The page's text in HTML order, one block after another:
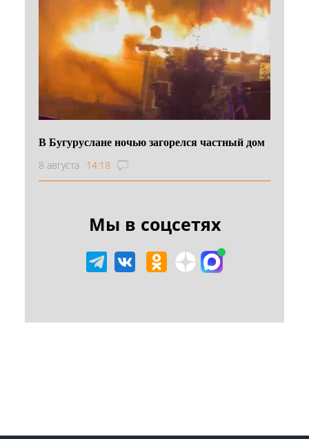
В Бугуруслане ночью загорелся частный дом
8 августа 14:18
Мы в соцсетях